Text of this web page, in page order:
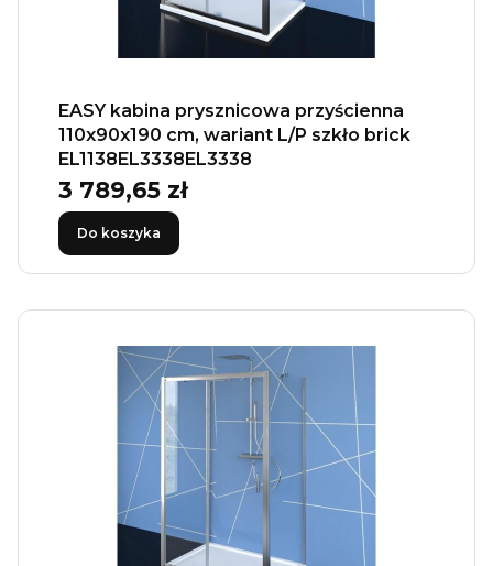
EASY kabina prysznicowa przyścienna
110x90x190 cm, wariant L/P szkło brick
EL1138EL3338EL3338
Cena
3 789,65 zł
Do koszyka